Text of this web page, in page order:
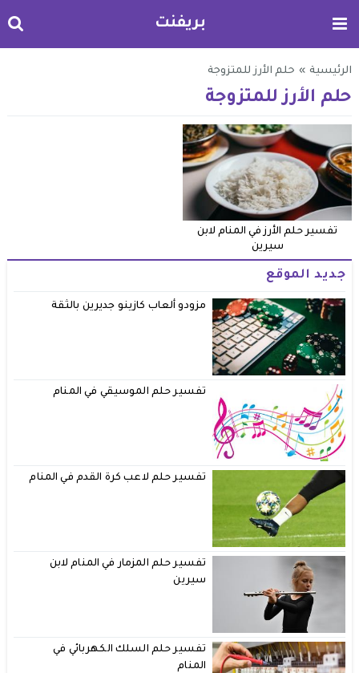
بريفنت
الرئيسية » حلم الأرز للمتزوجة
حلم الأرز للمتزوجة
تفسير حلم الأرز في المنام لابن
سيرين
جديد الموقع
مزودو ألعاب كازينو جديرين بالثقة
تفسير حلم الموسيقي في المنام
تفسير حلم لاعب كرة القدم في المنام
تفسير حلم المزمار في المنام لابن
سيرين
تفسير حلم السلك الكهربائي في
المنام